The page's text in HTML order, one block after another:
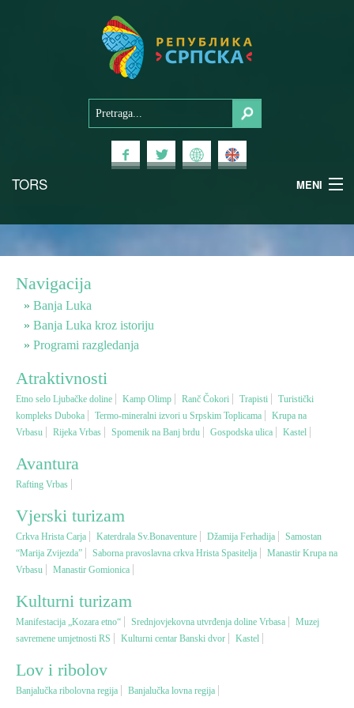
TORS MENI
Planinski turizam
Banjski turizam
Vjerski turizam
Avantura
Eko turizam
Kulturni turizam
Gastronomija
Lov i ribolov
Seoski turizam
Navigacija
Banja Luka
Banja Luka kroz istoriju
Programi razgledanja
Atraktivnosti
Etno selo Ljubačke doline Kamp Olimp Ranč Čokori Trapisti
Turistički
kompleks Duboka
Termo-mineralni izvori u Srpskim Toplicama
Krupa na
Vrbasu
Rijeka Vrbas Spomenik na Banj brdu Gospodska ulica Kastel
Avantura
Rafting Vrbas
Vjerski turizam
Crkva Hrista Carja Katerdrala Sv.Bonaventure Džamija Ferhadija
Samostan
“Marija Zvijezda”
Saborna pravoslavna crkva Hrista Spasitelja
Manastir Krupa na
Vrbasu
Manastir Gomionica
Kulturni turizam
Manifestacija „Kozara etno“ Srednjovjekovna utvrđenja doline Vrbasa
Muzej
savremene umjetnosti RS
Kulturni centar Banski dvor Kastel
Lov i ribolov
Banjalučka ribolovna regija Banjalučka lovna regija